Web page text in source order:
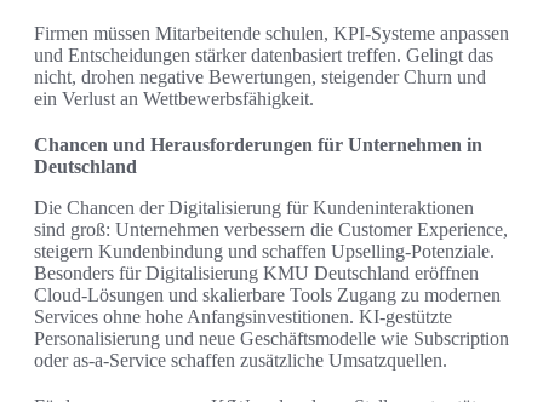
Firmen müssen Mitarbeitende schulen, KPI‑Systeme anpassen
und Entscheidungen stärker datenbasiert treffen. Gelingt das
nicht, drohen negative Bewertungen, steigender Churn und
ein Verlust an Wettbewerbsfähigkeit.
Chancen und Herausforderungen für Unternehmen in
Deutschland
Die Chancen der Digitalisierung für Kundeninteraktionen
sind groß: Unternehmen verbessern die Customer Experience,
steigern Kundenbindung und schaffen Upselling‑Potenziale.
Besonders für Digitalisierung KMU Deutschland eröffnen
Cloud‑Lösungen und skalierbare Tools Zugang zu modernen
Services ohne hohe Anfangsinvestitionen. KI‑gestützte
Personalisierung und neue Geschäftsmodelle wie Subscription
oder as‑a‑Service schaffen zusätzliche Umsatzquellen.